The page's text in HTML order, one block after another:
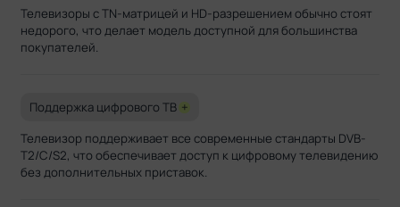
Телевизоры с TN-матрицей и HD-разрешением обычно стоят
недорого, что делает модель доступной для большинства
покупателей.
Поддержка цифрового ТВ +
Телевизор поддерживает все современные стандарты DVB-
T2/C/S2, что обеспечивает доступ к цифровому телевидению
без дополнительных приставок.